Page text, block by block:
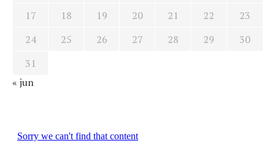
17
18 19 20 21 22
23
24
25 26 27 28 29
30
31
« jun